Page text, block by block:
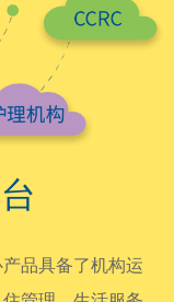
品具备了机构运